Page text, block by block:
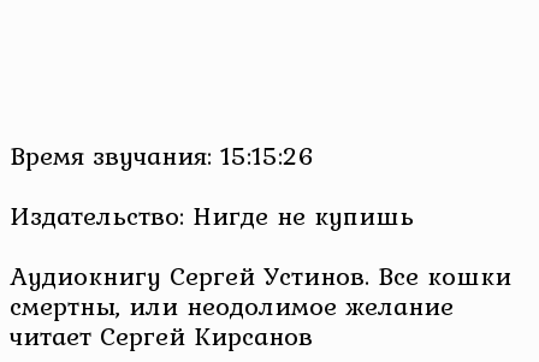
Время звучания: 15:15:26
Издательство: Нигде не купишь
Аудиокнигу Сергей Устинов. Все кошки
смертны, или неодолимое желание
читает Сергей Кирсанов